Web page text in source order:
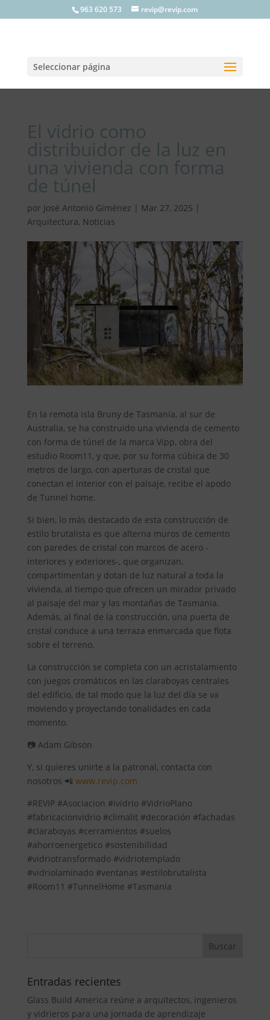
963 620 573 revip@revip.com
Seleccionar página
El vidrio como
distribuidor de la luz en
una vivienda con forma
de túnel
por José Antonio Giménez | Mar 27, 2025 |
Arquitectura, Noticias
En la remota isla Bruny de Tasmania, al sur de
Australia, se ha construido una vivienda de cemento
con forma de túnel de la marca Vipp, obra del
estudio Room11, y que, por su forma cúbica de 30
metros de largo, con aperturas de cristal que
conectan el interior con el paisaje, recibe el apodo
de Tunnel home.
Si bien, lo más destacado de esta construcción de
estilo brutalista es que alterna muros de cemento
con paredes de cristal con marcos de acero -
interiores y exteriores-, que organizan,
compartimentan y dotan de luz natural a toda la
vivienda, al tiempo que ofrecen un mirador privado
al paisaje del mar y las montañas de Tasmania.
Además, al final de la construcción, una puerta de
cristal conduce a una terraza enmarcada que flota
sobre el terreno.
La construcción se completa con un acristalamiento
con juegos cromáticos en las claraboyas centrales
del edificio, de tal modo que la luz del día se va
moviendo y proyectando tonalidades en cada
momento.
📷 Adam Gibson
Y, si quieres unirte a la patronal, contacta con
nosotros 📲 www.revip.com
#REVIP #Asociacion #ividrio #VidrioPlano
#fabricacionvidrio #climalit #decoración #fachadas
#claraboyas #cerramientos #suelos
#ahorroenergetico #sostenibilidad
#vidriotransformado #vidriotemplado
#vidriolaminado #ventanas #estilobrutalista
#Room11 #TunnelHome #Tasmania
Entradas recientes
Glass Build America reúne a arquitectos, ingenieros
y vidrieros para una jornada de aprendizaje